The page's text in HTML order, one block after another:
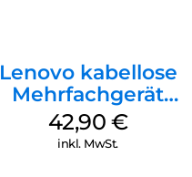
Lenovo kabellose
Mehrfachgerät
Luna Grey
42,90 €
inkl. MwSt.